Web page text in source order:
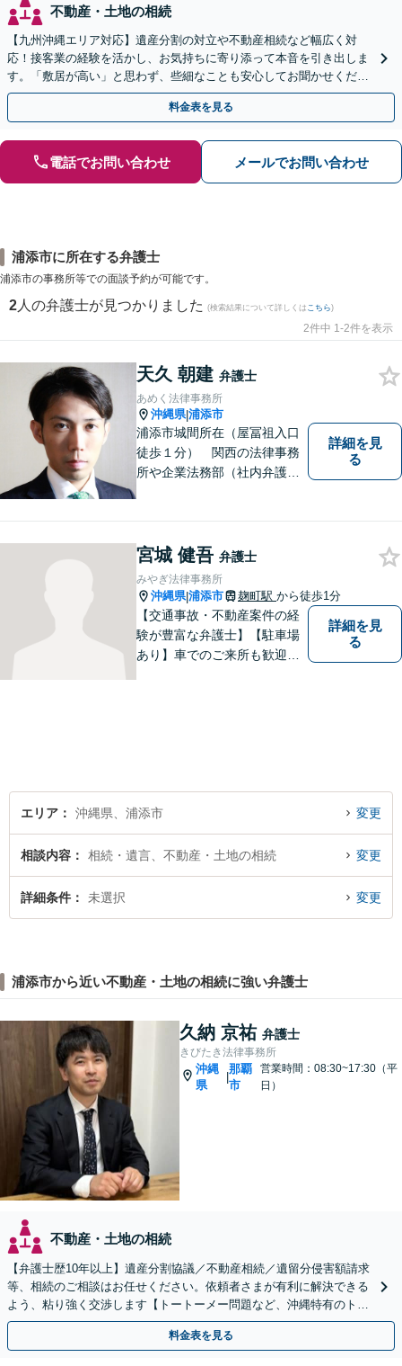
不動産・土地の相続
【九州沖縄エリア対応】遺産分割の対立や不動産相続など幅広く対
応！接客業の経験を活かし、お気持ちに寄り添って本音を引き出しま
す。「敷居が高い」と思わず、些細なことも安心してお聞かせくださ
い【初回相談無料】【夜間・休日相談可】
料金表を見る
電話でお問い合わせ メールでお問い合わせ
浦添市に所在する弁護士
浦添市の事務所等での面談予約が可能です。
2 人の弁護士が見つかりました (検索結果について詳しくは こちら)
2件中 1-2件を表示
天久 朝建 弁護士
あめく法律事務所
沖縄県|浦添市
浦添市城間所在（屋冨祖入口
徒歩１分） 関西の法律事務
所や企業法務部（社内弁護士
詳細を見
る
宮城 健吾 弁護士
みやぎ法律事務所
沖縄県|浦添市 麹町駅 から徒歩1分
【交通事故・不動産案件の経
験が豊富な弁護士】【駐車場
あり】車でのご来所も歓迎し
詳細を見
る
エリア 沖縄県、浦添市 変更
相談内容 相続・遺言、不動産・土地の相続 変更
詳細条件 未選択 変更
浦添市から近い不動産・土地の相続に強い弁護士
久納 京祐 弁護士
きびたき法律事務所
沖縄
県
|
那覇
市
営業時間：08:30~17:30（平
日）
不動産・土地の相続
【弁護士歴10年以上】遺産分割協議／不動産相続／遺留分侵害額請求
等、相続のご相談はお任せください。依頼者さまが有利に解決できる
よう、粘り強く交渉します【トートーメー問題など、沖縄特有のトラ
ブルにも対応】【バス停「天久」2分】
料金表を見る